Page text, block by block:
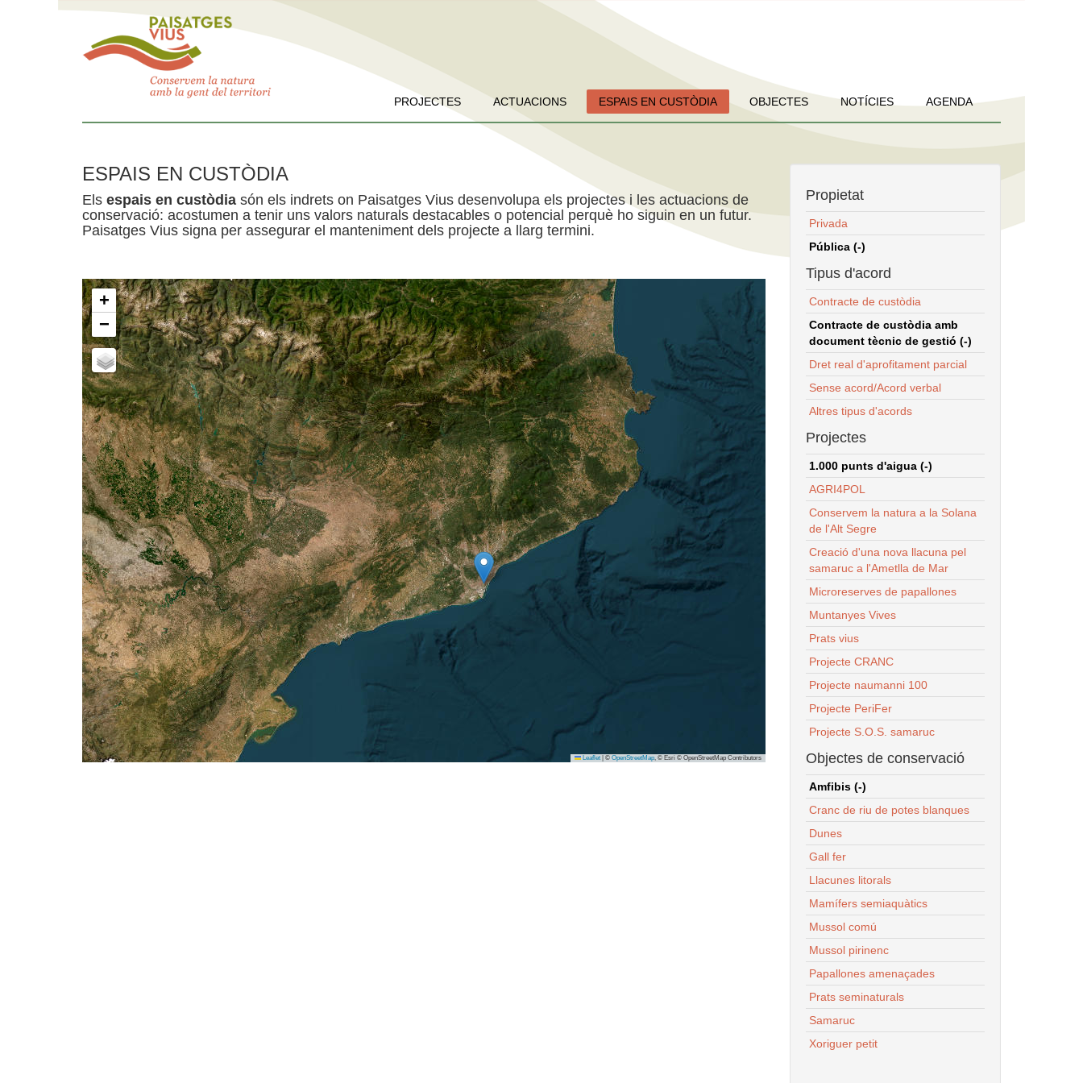
PROJECTES ACTUACIONS ESPAIS EN CUSTÒDIA OBJECTES NOTÍCIES AGENDA
ESPAIS EN CUSTÒDIA
Els espais en custòdia són els indrets on Paisatges Vius desenvolupa els projectes i les actuacions de
conservació: acostumen a tenir uns valors naturals destacables o potencial perquè ho siguin en un futur.
Paisatges Vius signa per assegurar el manteniment dels projecte a llarg termini.
+
−
Leaflet © OpenStreetMap, © Esri © OpenStreetMap Contributors
Propietat
Privada
Pública (-)
Tipus d'acord
Contracte de custòdia
Contracte de custòdia amb
document tècnic de gestió (-)
Dret real d'aprofitament parcial
Sense acord/Acord verbal
Altres tipus d'acords
Projectes
1.000 punts d'aigua (-)
AGRI4POL
Conservem la natura a la Solana
de l'Alt Segre
Creació d'una nova llacuna pel
samaruc a l'Ametlla de Mar
Microreserves de papallones
Muntanyes Vives
Prats vius
Projecte CRANC
Projecte naumanni 100
Projecte PeriFer
Projecte S.O.S. samaruc
Objectes de conservació
Amfibis (-)
Cranc de riu de potes blanques
Dunes
Gall fer
Llacunes litorals
Mamífers semiaquàtics
Mussol comú
Mussol pirinenc
Papallones amenaçades
Prats seminaturals
Samaruc
Xoriguer petit